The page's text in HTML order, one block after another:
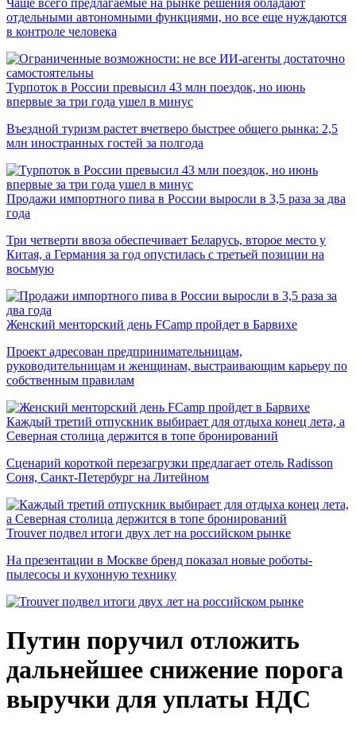
Чаще всего предлагаемые на рынке решения обладают
отдельными автономными функциями, но все еще нуждаются
в контроле человека
Турпоток в России превысил 43 млн поездок, но июнь
впервые за три года ушел в минус
Въездной туризм растет вчетверо быстрее общего рынка: 2,5
млн иностранных гостей за полгода
Продажи импортного пива в России выросли в 3,5 раза за два
года
Три четверти ввоза обеспечивает Беларусь, второе место у
Китая, а Германия за год опустилась с третьей позиции на
восьмую
Женский менторский день FCamp пройдет в Барвихе
Проект адресован предпринимательницам,
руководительницам и женщинам, выстраивающим карьеру по
собственным правилам
Каждый третий отпускник выбирает для отдыха конец лета, а
Северная столица держится в топе бронирований
Сценарий короткой перезагрузки предлагает отель Radisson
Соня, Санкт-Петербург на Литейном
Trouver подвел итоги двух лет на российском рынке
На презентации в Москве бренд показал новые роботы-
пылесосы и кухонную технику
Путин поручил отложить
дальнейшее снижение порога
выручки для уплаты НДС